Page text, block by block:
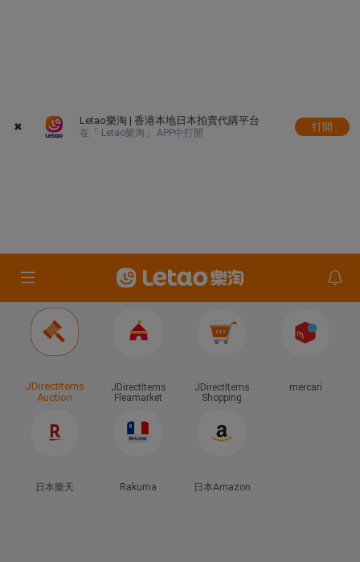
✖
Letao樂淘 | 香港本地日本拍賣代購平台
在「 Letao樂淘」 APP中打開
打開
JDirectItems
Auction
JDirectItems
Fleamarket
JDirectItems
Shopping
mercari
日本樂天 Rakuma 日本Amazon